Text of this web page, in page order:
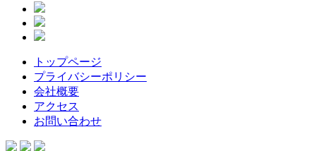
トップページ
プライバシーポリシー
会社概要
アクセス
お問い合わせ